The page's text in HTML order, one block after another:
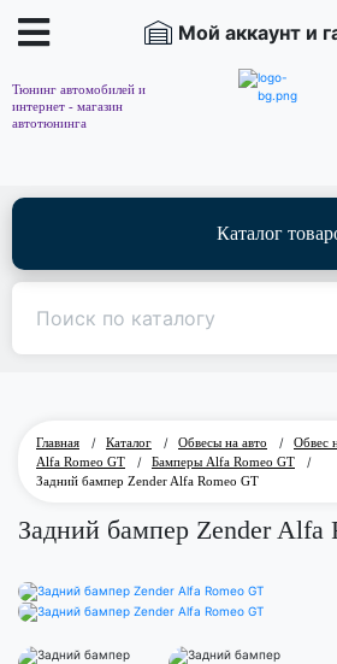
Мой аккаунт и
Тюнинг автомобилей и
интернет - магазин
автотюнинга
Каталог
Главная / Каталог / Обвесы на авто / Обвес
Alfa Romeo GT
/ Бамперы Alfa Romeo GT
/
Задний бампер Zender Alfa Romeo GT
Задний бампер Zender Alfa